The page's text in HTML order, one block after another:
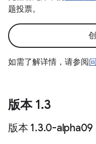
题投票。
如需了解详情，请参阅
版本 1.3
版本 1.3.0-alpha09